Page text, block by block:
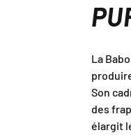
La
Son
des
élargit